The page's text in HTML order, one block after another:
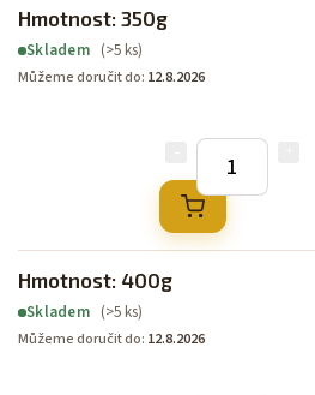
Hmotnost: 350g
Skladem (>5 ks)
Můžeme doručit do: 12.8.2026
Hmotnost: 400g
Skladem (>5 ks)
Můžeme doručit do: 12.8.2026